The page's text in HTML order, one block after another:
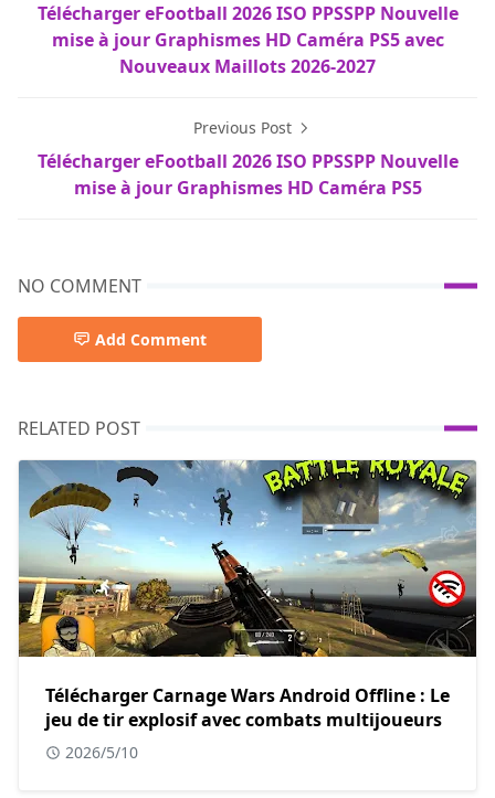
Télécharger eFootball 2026 ISO PPSSPP Nouvelle
mise à jour Graphismes HD Caméra PS5 avec
Nouveaux Maillots 2026-2027
Previous Post
Télécharger eFootball 2026 ISO PPSSPP Nouvelle
mise à jour Graphismes HD Caméra PS5
NO COMMENT
Add Comment
RELATED POST
Télécharger Carnage Wars Android Offline : Le
jeu de tir explosif avec combats multijoueurs
2026/5/10